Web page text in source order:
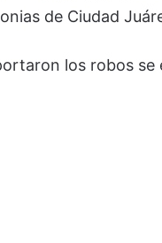
de Ciudad
los robos se